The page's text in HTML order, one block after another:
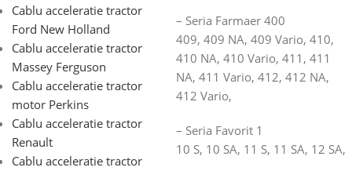
Cablu acceleratie tractor
Ford New Holland
Cablu acceleratie tractor
Massey Ferguson
Cablu acceleratie tractor
motor Perkins
Cablu acceleratie tractor
Renault
Cablu acceleratie tractor
– Seria Farmaer 400
409, 409 NA, 409 Vario, 410,
410 NA, 410 Vario, 411, 411
NA, 411 Vario, 412, 412 NA,
412 Vario,
– Seria Favorit 1
10 S, 10 SA, 11 S, 11 SA, 12 SA,